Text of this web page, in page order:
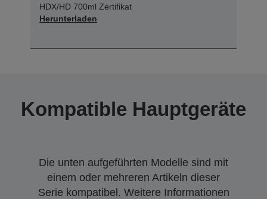
HDX/HD 700ml Zertifikat
Herunterladen
Kompatible Hauptgeräte
Die unten aufgeführten Modelle sind mit
einem oder mehreren Artikeln dieser
Serie kompatibel. Weitere Informationen